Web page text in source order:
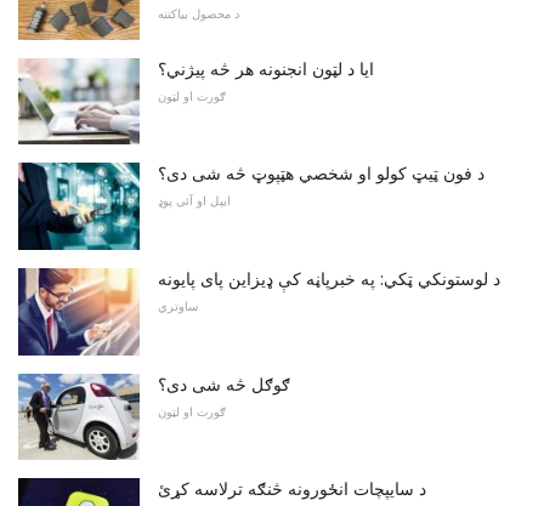
د محصول بیاکتنه
ایا د لټون انجنونه هر څه پیژني؟
ګورت او لټون
د فون ټیټ کولو او شخصي هټپوټ څه شی دی؟
ایپل او آئی پوډ
د لوستونکي ټکي: په خبرپاڼه کې ډیزاین پای پایونه
ساوتري
ګوګل څه شی دی؟
ګورت او لټون
د سایپچات انځورونه څنګه ترلاسه کړئ